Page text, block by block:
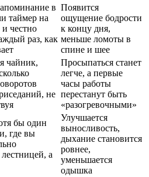
в
таймер на
честно
раз, как
Появится
ощущение бодрости
к концу дня,
меньше ломоты в
спине и шее
чайник,
не
Просыпаться станет
легче, а первые
часы работы
перестанут быть
«разогревочными»
бы один
где вы
лестницей, а
Улучшается
выносливость,
дыхание становится
ровнее,
уменьшается
одышка